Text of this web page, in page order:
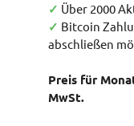
✓ Über 2000
✓ Bitcoin
abschließen
Preis für
MwSt.